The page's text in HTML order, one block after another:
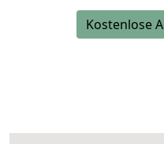
Kostenlose